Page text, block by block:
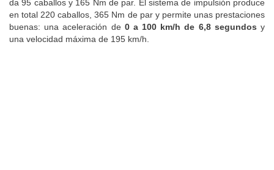
da 95 caballos y 165 Nm de par. El sistema de impulsión produce
en total 220 caballos, 365 Nm de par y permite unas prestaciones
buenas: una aceleración de 0 a 100 km/h de 6,8 segundos y
una velocidad máxima de 195 km/h.